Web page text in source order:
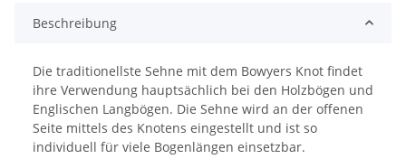
Beschreibung
Die traditionellste Sehne mit dem Bowyers Knot findet
ihre Verwendung hauptsächlich bei den Holzbögen und
Englischen Langbögen. Die Sehne wird an der offenen
Seite mittels des Knotens eingestellt und ist so
individuell für viele Bogenlängen einsetzbar.